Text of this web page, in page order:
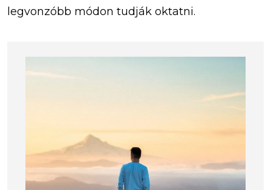
legvonzóbb módon tudják oktatni.